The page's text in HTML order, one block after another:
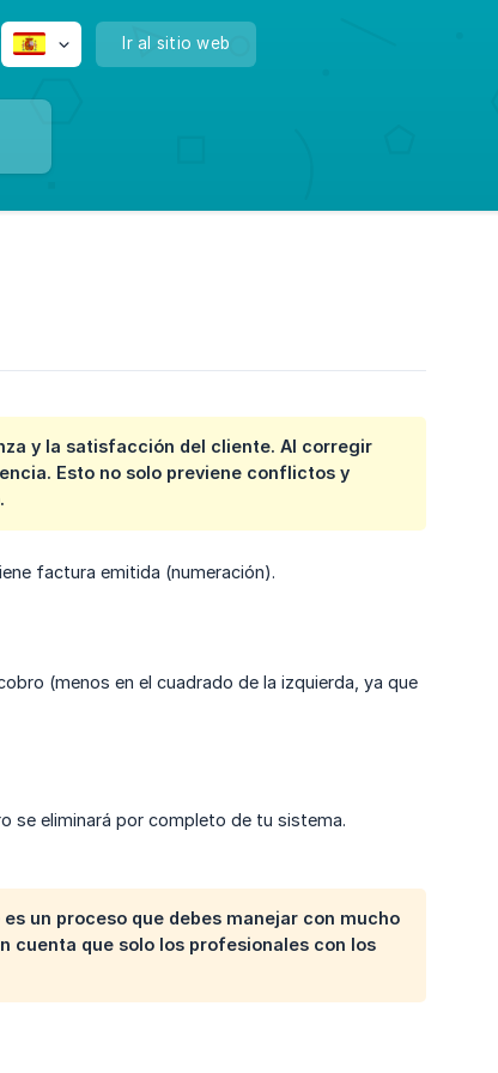
Ir al sitio web
y la satisfacción del cliente. Al corregir
Esto no solo previene conflictos y
factura emitida (numeración).
(menos en el cuadrado de la izquierda, ya que
se eliminará por completo de tu sistema.
un proceso que debes manejar con mucho
cuenta que solo los profesionales con los